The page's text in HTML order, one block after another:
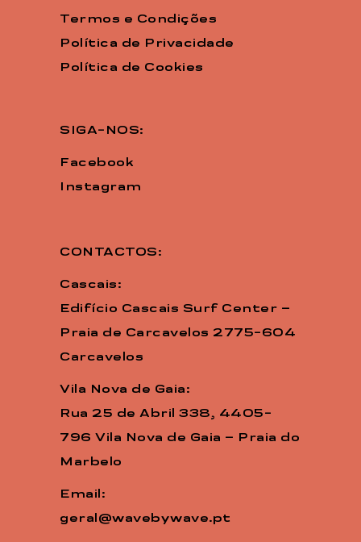
Termos e Condições
Política de Privacidade
Política de Cookies
SIGA-NOS:
Facebook
Instagram
CONTACTOS:
Cascais:
Edifício Cascais Surf Center –
Praia de Carcavelos 2775-604
Carcavelos
Vila Nova de Gaia:
Rua 25 de Abril 338, 4405-
796 Vila Nova de Gaia – Praia do
Marbelo
Email:
geral@wavebywave.pt